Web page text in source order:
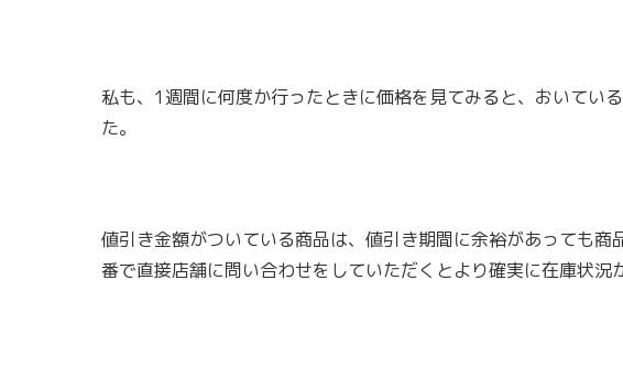
私も、1週間に何度か行ったときに価格を見てみると、おいてい
た。
値引き金額がついている商品は、値引き期間に余裕があっても
番で直接店舗に問い合わせをしていただくとより確実に在庫状況